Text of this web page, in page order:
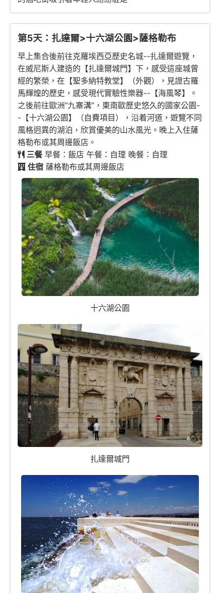
第5天：扎達爾>十六湖公園>薩格勒布
早上集合後前往克羅埃西亞歷史名城--扎達爾遊覽，
在威尼斯人建造的【扎達爾城門】下，感受這座城曾
經的繁榮，在【聖多納特教堂】（外觀），見證古羅
馬輝煌的歷史，感受現代實驗性樂器--【海風琴】。
之後前往歐洲“九寨溝”，東南歐歷史悠久的國家公園-
-【十六湖公園】（自費項目），沿着河道，遊覽不同
風格迥異的湖泊，欣賞優美的山水風光。晚上入住薩
格勒布或其周邊飯店。
三餐早餐：飯店 午餐：自理 晚餐：自理
住宿 薩格勒布或其周邊飯店
十六湖公園
扎達爾城門